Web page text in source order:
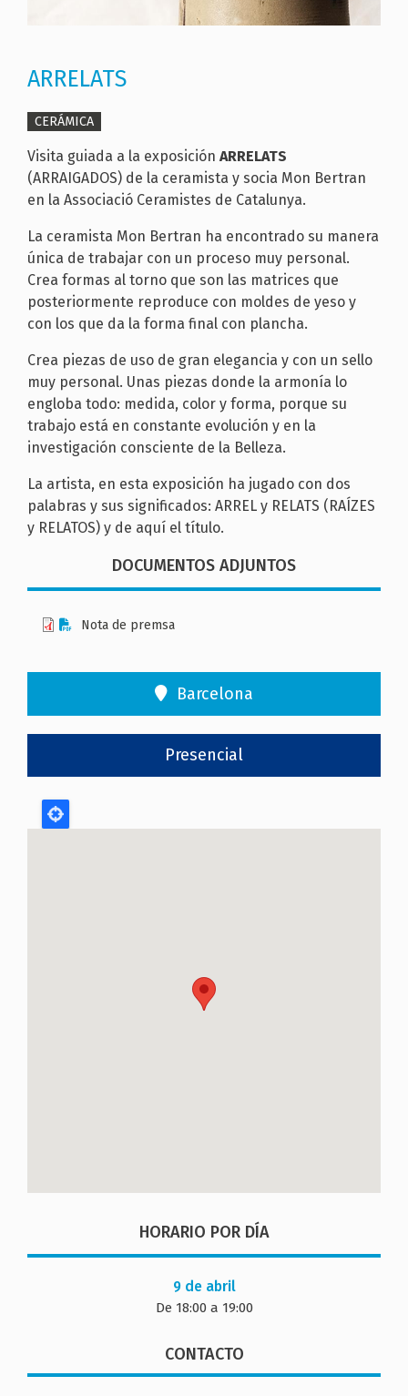
ARRELATS
CERÁMICA
Visita guiada a la exposición ARRELATS
(ARRAIGADOS) de la ceramista y socia Mon Bertran
en la Associació Ceramistes de Catalunya.
La ceramista Mon Bertran ha encontrado su manera
única de trabajar con un proceso muy personal.
Crea formas al torno que son las matrices que
posteriormente reproduce con moldes de yeso y
con los que da la forma final con plancha.
Crea piezas de uso de gran elegancia y con un sello
muy personal. Unas piezas donde la armonía lo
engloba todo: medida, color y forma, porque su
trabajo está en constante evolución y en la
investigación consciente de la Belleza.
La artista, en esta exposición ha jugado con dos
palabras y sus significados: ARREL y RELATS (RAÍZES
y RELATOS) y de aquí el título.
DOCUMENTOS ADJUNTOS
Nota de premsa
Barcelona
Presencial
HORARIO POR DÍA
9 de abril
De 18:00 a 19:00
CONTACTO